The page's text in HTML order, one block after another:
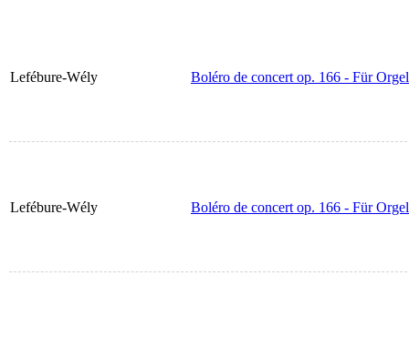
Lefébure-Wély Boléro de concert op. 166 - Für
Lefébure-Wély Boléro de concert op. 166 - Für